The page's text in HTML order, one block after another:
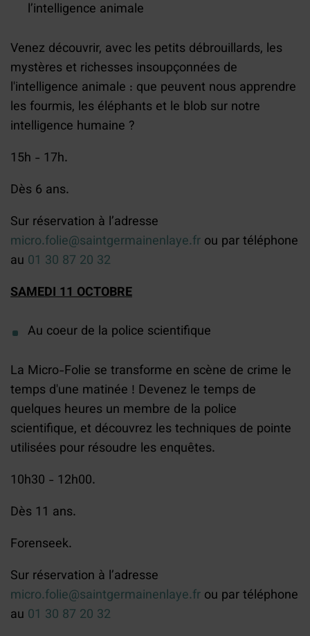
l’intelligence animale
Venez découvrir, avec les petits débrouillards, les
mystères et richesses insoupçonnées de
l'intelligence animale : que peuvent nous apprendre
les fourmis, les éléphants et le blob sur notre
intelligence humaine ?
15h - 17h.
Dès 6 ans.
Sur réservation à l’adresse
micro.folie@saintgermainenlaye.fr ou par téléphone
au 01 30 87 20 32
SAMEDI 11 OCTOBRE
Au coeur de la police scientifique
La Micro-Folie se transforme en scène de crime le
temps d'une matinée ! Devenez le temps de
quelques heures un membre de la police
scientifique, et découvrez les techniques de pointe
utilisées pour résoudre les enquêtes.
10h30 - 12h00.
Dès 11 ans.
Forenseek.
Sur réservation à l’adresse
micro.folie@saintgermainenlaye.fr ou par téléphone
au 01 30 87 20 32